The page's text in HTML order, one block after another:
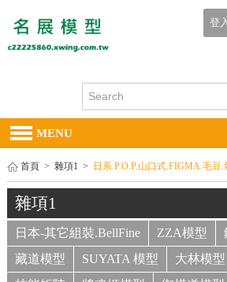
登
MENU
首頁 > 雜項1 > 日系.P.O.P.山口式.FIGMA.毛豆.
雜項1
日本-其它組裝.BellFine ZZA模型
藏道模型
SUYATA 模型 大林模型